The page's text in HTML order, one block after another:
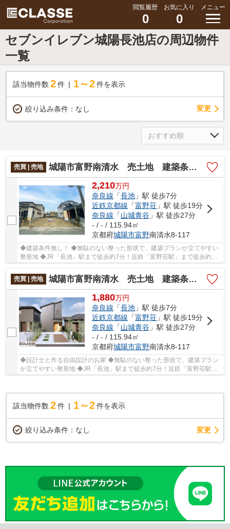
閲覧履歴
0
お気に入り
0
メニュー
セブンイレブン城陽長池店の周辺物件
一覧
該当物件数 2件 1～2 件を表示
絞り込み条件： なし 変更
売買 | 売地 城陽市富野南清水 売土地 建築条件無し
2,210万円
奈良線 「長池」駅 徒歩7分
近鉄京都線 「富野荘」駅 徒歩19分
奈良線 「山城青谷」駅 徒歩27分
- / - / 115.94㎡
京都府城陽市富野南清水8-117
◆建築条件無し！ ◆無駄のない整った形状で、建築プランが立てやすい
整形地 ◆JR「長池」駅まで徒歩約7分！近鉄「富野荘駅」まで徒歩約19
売買 | 売地
城陽市富野南清水 売土地 建築条件付き
1,880万円
奈良線 「長池」駅 徒歩7分
近鉄京都線 「富野荘」駅 徒歩19分
奈良線 「山城青谷」駅 徒歩27分
- / - / 115.94㎡
京都府城陽市富野南清水8-117
◆設計士と作る自由設計のお家 ◆無駄のない整った形状で、建築プラン
が立てやすい整形地 ◆JR「長池」駅まで徒歩約7分！近鉄「富野荘駅」
該当物件数 2件 1～2 件を表示
絞り込み条件： なし 変更